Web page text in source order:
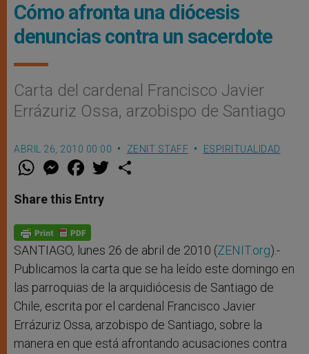
Cómo afronta una diócesis
denuncias contra un sacerdote
Carta del cardenal Francisco Javier
Errázuriz Ossa, arzobispo de Santiago
ABRIL 26, 2010 00:00 ZENIT STAFF ESPIRITUALIDAD
W
t
s
p
p
M
e
s
e
g
e
r
F
a
e
b
o
k
w
Share this Entry
SANTIAGO, lunes 26 de abril de 2010 (ZENIT.org).-
Publicamos la carta que se ha leído este domingo en
las parroquias de la arquidiócesis de Santiago de
Chile, escrita por el cardenal Francisco Javier
Errázuriz Ossa, arzobispo de Santiago, sobre la
manera en que está afrontando acusaciones contra